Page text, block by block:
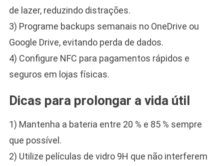
de lazer, reduzindo distrações.
3) Programe backups semanais no OneDrive ou
Google Drive, evitando perda de dados.
4) Configure NFC para pagamentos rápidos e
seguros em lojas físicas.
Dicas para prolongar a vida útil
1) Mantenha a bateria entre 20 % e 85 % sempre
que possível.
2) Utilize películas de vidro 9H que não interferem